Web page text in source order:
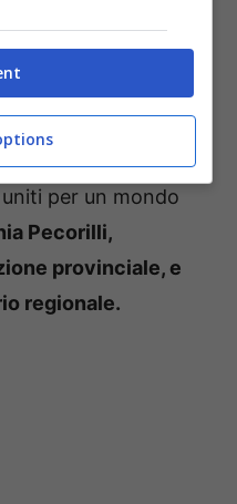
il reato di omicidio
per ottenere
del e nel
la solidarietà
per un mondo
Pecorilli,
provinciale, e
regionale.